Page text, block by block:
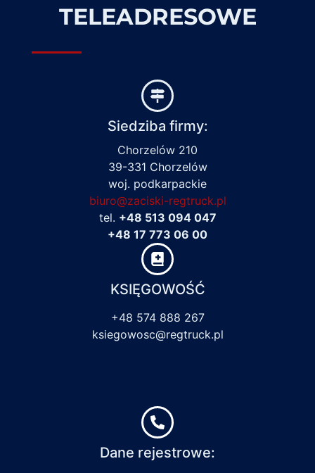
TELEADRESOWE
Siedziba firmy:
Chorzelów 210
39-331 Chorzelów
woj. podkarpackie
biuro@zaciski-regtruck.pl
tel. +48 513 094 047
+48 17 773 06 00
KSIĘGOWOŚĆ
+48 574 888 267
ksiegowosc@regtruck.pl
Dane rejestrowe: